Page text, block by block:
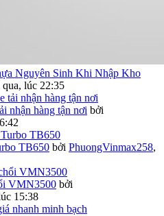
Nguyên Sinh Khi Nhập Kho
lúc 22:35
nhận hàng tận nơi bởi
TB650 bởi PhuongVinmax258,
VMN3500 bởi
15:38